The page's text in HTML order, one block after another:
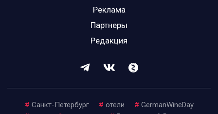
Реклама
Партнеры
Редакция
# Санкт-Петербург # отели # GermanWineDay